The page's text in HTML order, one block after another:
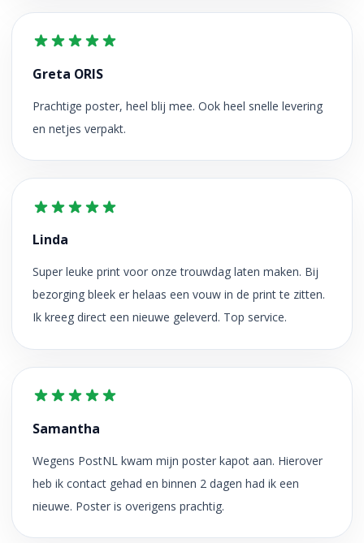
Greta ORIS
Prachtige poster, heel blij mee. Ook heel snelle levering
en netjes verpakt.
Linda
Super leuke print voor onze trouwdag laten maken. Bij
bezorging bleek er helaas een vouw in de print te zitten.
Ik kreeg direct een nieuwe geleverd. Top service.
Samantha
Wegens PostNL kwam mijn poster kapot aan. Hierover
heb ik contact gehad en binnen 2 dagen had ik een
nieuwe. Poster is overigens prachtig.